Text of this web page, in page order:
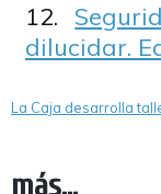
dilucidar.
La Caja desarrolla
más...